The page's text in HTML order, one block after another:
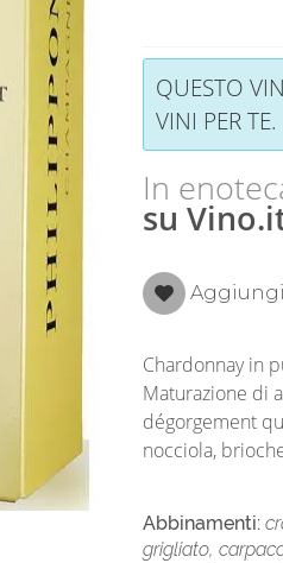
QUESTO
VINI PER
In
su
Chardonnay in
Maturazione di
dégorgement
nocciola,
Abbinamenti:
grigliato,